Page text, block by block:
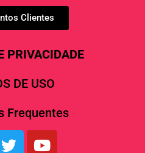
Clientes
PRIVACIDADE
DE USO
Frequentes